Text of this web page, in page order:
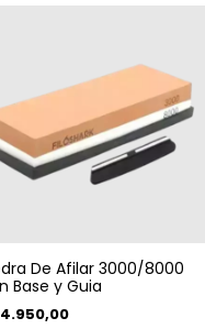
De Afilar 3000/8000
Base y Guia